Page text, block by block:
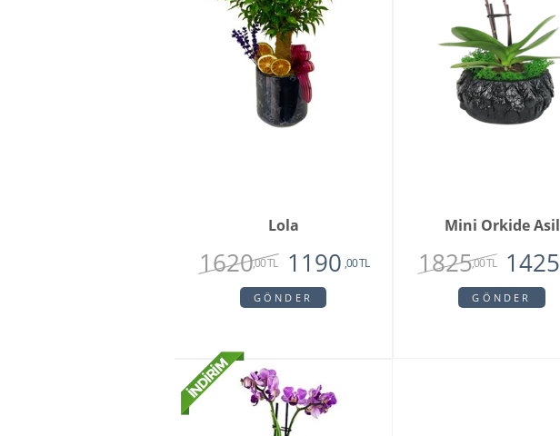
Lola
1620,00 TL 1190 ,00 TL
GÖNDER
Mini Orkide Asil
1825,00 TL 1425
GÖNDER